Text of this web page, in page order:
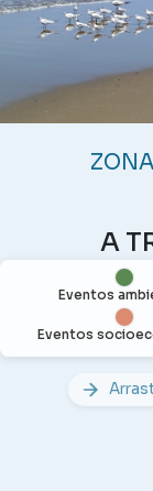
A
Eventos
Eventos